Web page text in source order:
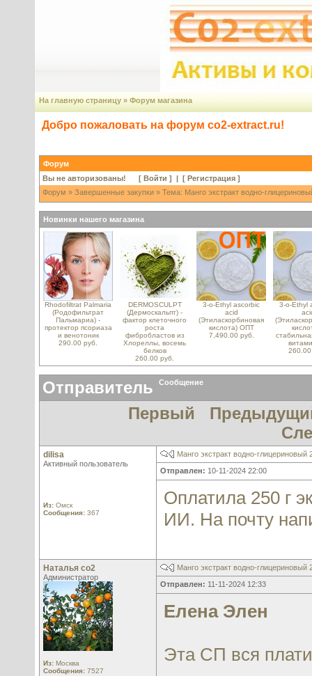
На главную страницу » Форум магазина
Добро пожаловать на форум co2-extract.ru!
Форум
Вы не авторизованы! [ Войти ] | [ Регистрация ]
Форум » Завершенные закупки » Тема: Манго экстракт водно-
Новинки нашего магазина
Rhodofiltrat Palmaria
(Родофильтрат
Пальмариа) -
протектор псориаза
и венотоник
290.00 руб.
DERMOSCULPT
(Дермоскальпт) -
фактор клеточного
роста
фибробластов из
Хлореллы, восемь
белков
260.00 руб.
3-o-Ethyl ascorbic
acid
(Этиласкорбиновая
кислота) ОПТ
7,490.00 руб.
3-o-Ethyl
Отправитель Сообщение
Первый
dilisa
Активный пользователь
Из: Омск
Сообщения: 367
Манго экстракт водно-глицериновый
Отправлен: 10-11-2024 22:00
Оплатила 250 г
ИИ. На почту
Наталья со2
Администратор
Из: Москва
Сообщения: 7527
Манго экстракт водно-глицериновый
Отправлен: 11-11-2024 12:33
Елена Элен
Эта СП вся